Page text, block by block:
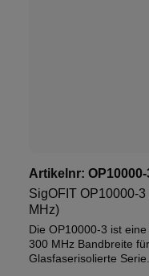
Artikelnr: OP10000-
SigOFIT OP10000-
MHz)
Die OP10000-3 ist
300 MHz Bandbreite
Glasfaserisolierte Serie.